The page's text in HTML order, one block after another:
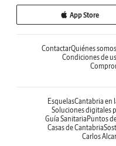
App Store
ContactarQuiénes somos
Condiciones de
EsquelasCantabria en
Soluciones digitales
Guía Sanitaria Puntos
Casas de Cantabria
Carlos